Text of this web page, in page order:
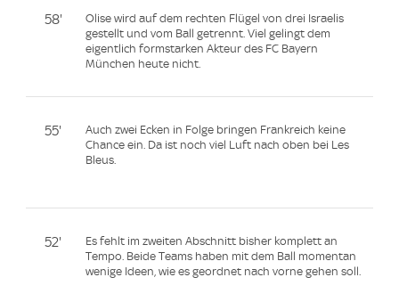
58'
Olise wird auf dem rechten Flügel von drei Israelis
gestellt und vom Ball getrennt. Viel gelingt dem
eigentlich formstarken Akteur des FC Bayern
München heute nicht.
55'
Auch zwei Ecken in Folge bringen Frankreich keine
Chance ein. Da ist noch viel Luft nach oben bei Les
Bleus.
52'
Es fehlt im zweiten Abschnitt bisher komplett an
Tempo. Beide Teams haben mit dem Ball momentan
wenige Ideen, wie es geordnet nach vorne gehen soll.